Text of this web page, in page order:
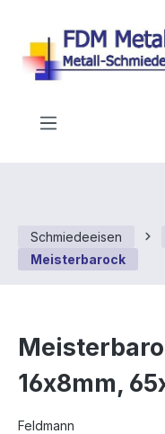
Schmiedeeisen
Meisterbarock
16x8mm,
Feldmann